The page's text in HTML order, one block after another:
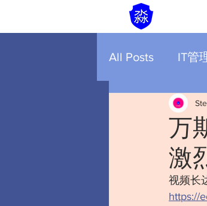
All Posts IT管
万
激
视频长
https://